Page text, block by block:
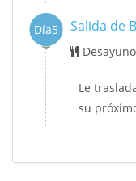
Día5 Salida de
Desayuno
Le
su